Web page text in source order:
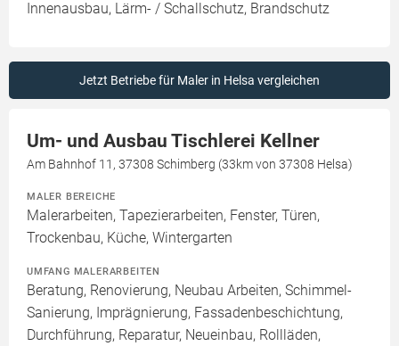
Innenausbau, Lärm- / Schallschutz, Brandschutz
Jetzt Betriebe für Maler in Helsa vergleichen
Um- und Ausbau Tischlerei Kellner
Am Bahnhof 11, 37308 Schimberg (33km von 37308 Helsa)
MALER BEREICHE
Malerarbeiten, Tapezierarbeiten, Fenster, Türen,
Trockenbau, Küche, Wintergarten
UMFANG MALERARBEITEN
Beratung, Renovierung, Neubau Arbeiten, Schimmel-
Sanierung, Imprägnierung, Fassadenbeschichtung,
Durchführung, Reparatur, Neueinbau, Rollläden,